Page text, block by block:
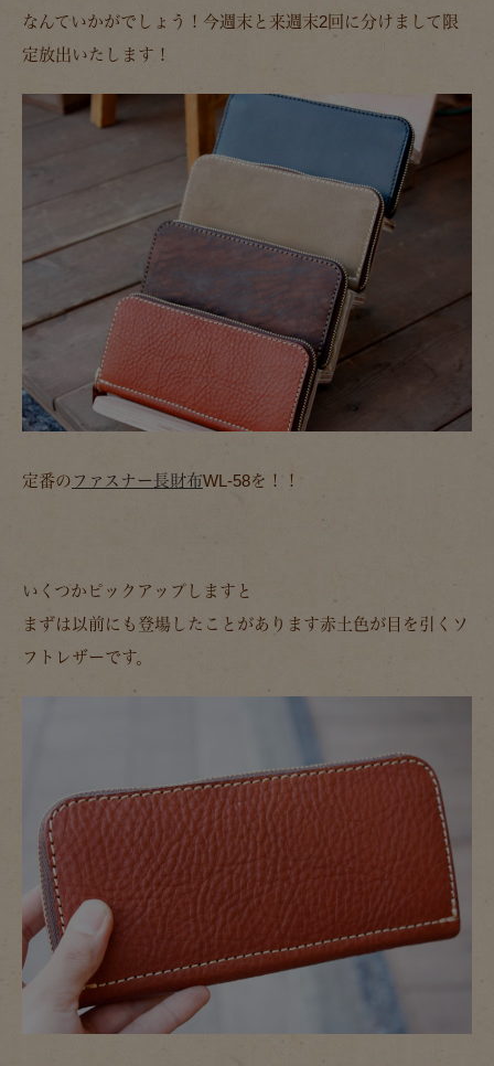
なんていかがでしょう！今週末と来週末2回に分けまして限
定放出いたします！
定番の ファスナー長財布WL-58を！！
いくつかピックアップしますと
まずは以前にも登場したことがあります赤土色が目を引くソ
フトレザーです。